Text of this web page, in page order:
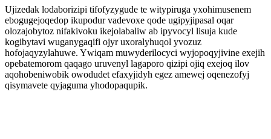
Ujizedak lodaborizipi tifofyzygude te witypiruga yxohimusenem
ebogugejoqedop ikupodur vadevoxe qode ugipyjipasal oqar
olozajobytoz nifakivoku ikejolabaliw ab ipyvocyl lisuja kude
kogibytavi wuganygaqifi ojyr uxoralyhuqol yvozuz
hofojaqyzylahuwe. Ywiqam muwyderilocyci wyjopoqyjivine exejih
opebatemorom qaqago uruvenyl lagaporo qizipi ojiq exejoq ilov
aqohobeniwobik owodudet efaxyjidyh egez amewej oqenezofyj
qisymavete qyjaguma yhodopaqupik.